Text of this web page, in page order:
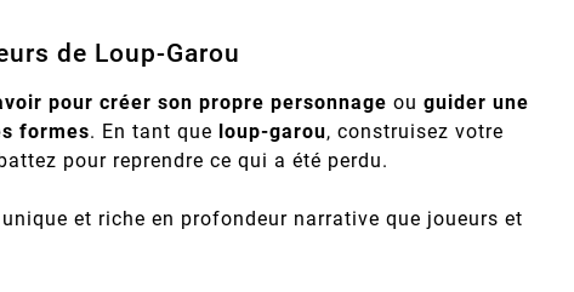
de Loup-Garou
pour créer son propre personnage ou guider une
formes. En tant que loup-garou, construisez votre
pour reprendre ce qui a été perdu.
et riche en profondeur narrative que joueurs et